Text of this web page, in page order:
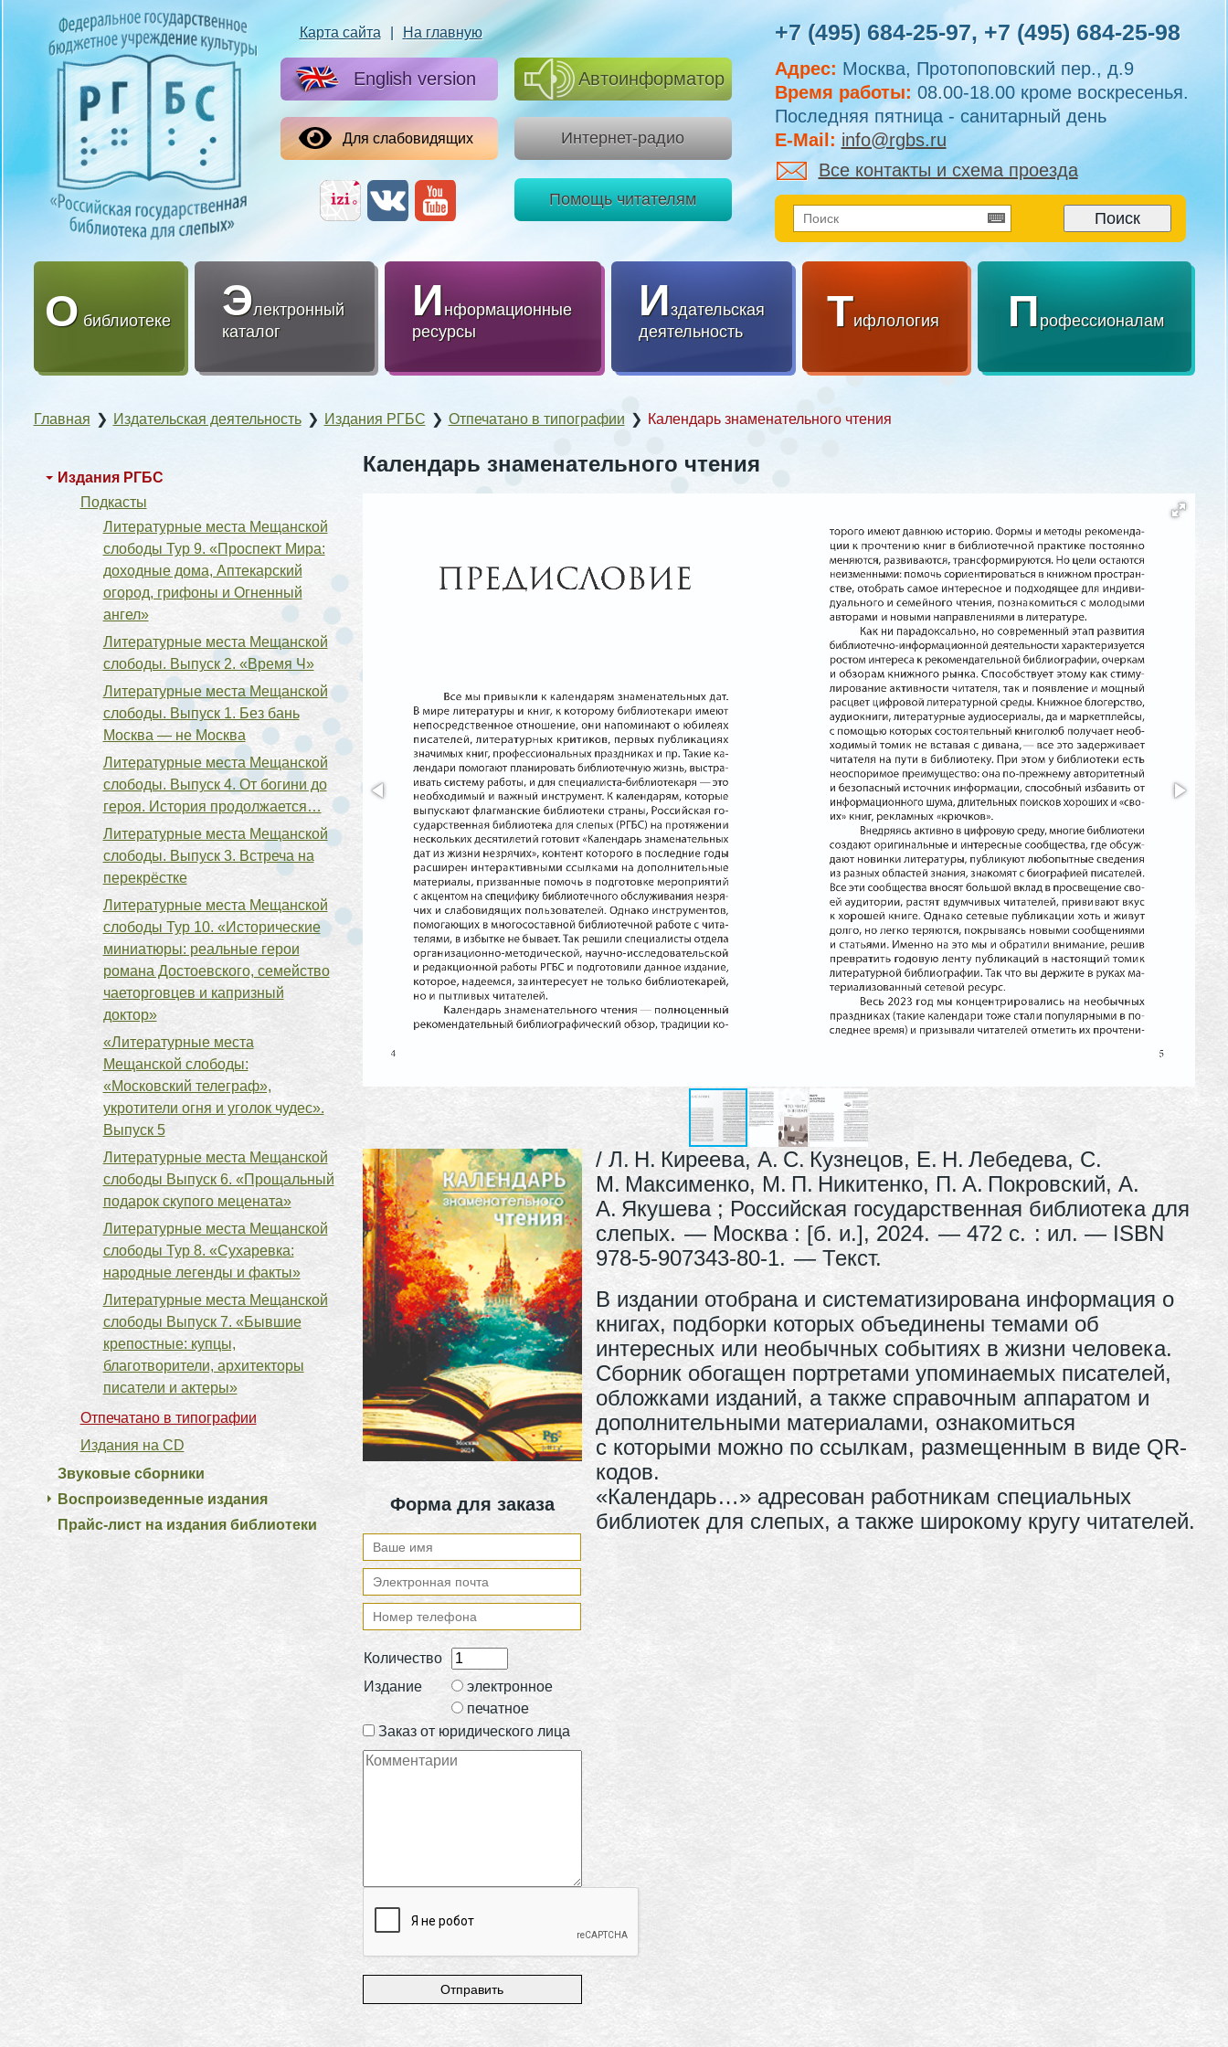
Карта сайта На главную
English version
Для слабовидящих
Автоинформатор
Интернет-радио
Помощь читателям
+7 (495) 684-25-97, +7 (495) 684-25-98
Адрес: Москва, Протопоповский пер., д.9
Время работы: 08.00-18.00 кроме воскресенья.
Последняя пятница - санитарный день
E-Mail: info@rgbs.ru
Все контакты и схема проезда
О библиотеке Электронный
каталог
Информационные
ресурсы
Издательская
деятельность
Тифлология Профессионалам
Главная ❯ Издательская деятельность ❯ Издания РГБС ❯ Отпечатано в типографии ❯ Календарь знаменательного чтения
Календарь знаменательного чтения
Форма для заказа
Количество
Издание
электронное
печатное
Заказ от юридического лица
/ Л. Н. Киреева, А. С. Кузнецов, Е. Н. Лебедева, С.
М. Максименко, М. П. Никитенко, П. А. Покровский, А.
А. Якушева ; Российская государственная библиотека для
слепых. — Москва : [б. и.], 2024. — 472 с. : ил. — ISBN
978-5-907343-80-1. — Текст.
В издании отобрана и систематизирована информация о
книгах, подборки которых объединены темами об
интересных или необычных событиях в жизни человека.
Сборник обогащен портретами упоминаемых писателей,
обложками изданий, а также справочным аппаратом и
дополнительными материалами, ознакомиться
с которыми можно по ссылкам, размещенным в виде QR-
кодов.
«Календарь…» адресован работникам специальных
библиотек для слепых, а также широкому кругу читателей.
Издания РГБС
Подкасты
Литературные места Мещанской
слободы Тур 9. «Проспект Мира:
доходные дома, Аптекарский
огород, грифоны и Огненный
ангел»
Литературные места Мещанской
слободы. Выпуск 2. «Время Ч»
Литературные места Мещанской
слободы. Выпуск 1. Без бань
Москва — не Москва
Литературные места Мещанской
слободы. Выпуск 4. От богини до
героя. История продолжается…
Литературные места Мещанской
слободы. Выпуск 3. Встреча на
перекрёстке
Литературные места Мещанской
слободы Тур 10. «Исторические
миниатюры: реальные герои
романа Достоевского, семейство
чаеторговцев и капризный
доктор»
«Литературные места
Мещанской слободы:
«Московский телеграф»,
укротители огня и уголок чудес».
Выпуск 5
Литературные места Мещанской
слободы Выпуск 6. «Прощальный
подарок скупого мецената»
Литературные места Мещанской
слободы Тур 8. «Сухаревка:
народные легенды и факты»
Литературные места Мещанской
слободы Выпуск 7. «Бывшие
крепостные: купцы,
благотворители, архитекторы
писатели и актеры»
Отпечатано в типографии
Издания на CD
Звуковые сборники
Воспроизведенные издания
Прайс-лист на издания библиотеки